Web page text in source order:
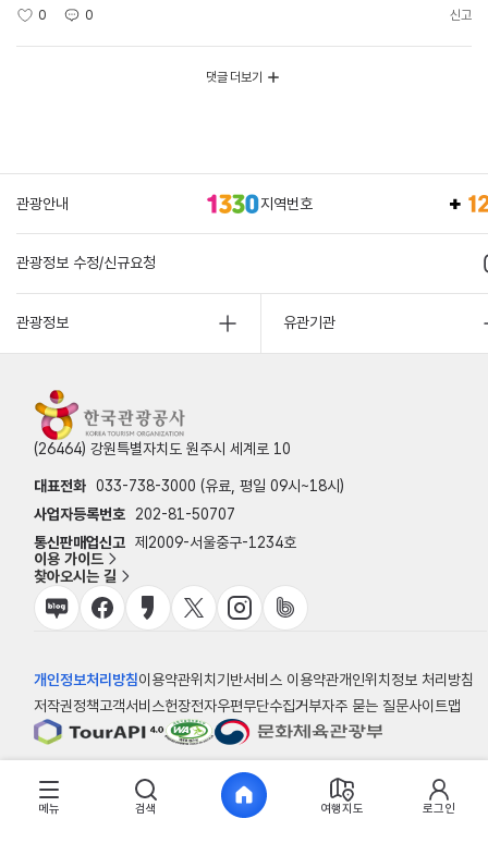
0 0 신고
댓글 더보기
관광안내 지역번호
관광정보 수정/신규요청
관광정보 유관기관
(26464) 강원특별자치도 원주시 세계로 10
대표전화 033-738-3000 (유료, 평일 09시~18시)
사업자등록번호
202-81-50707
통신판매업신고 제2009-서울중구-1234호
이용 가이드
찾아오시는 길
개인정보처리방침이용약관위치기반서비스 이용약관개인위치정보 처리방침
저작권정책고객서비스헌장전자우편무단수집거부자주 묻는 질문사이트맵
© 한국관광공사
메뉴 검색 여행지도 로그인